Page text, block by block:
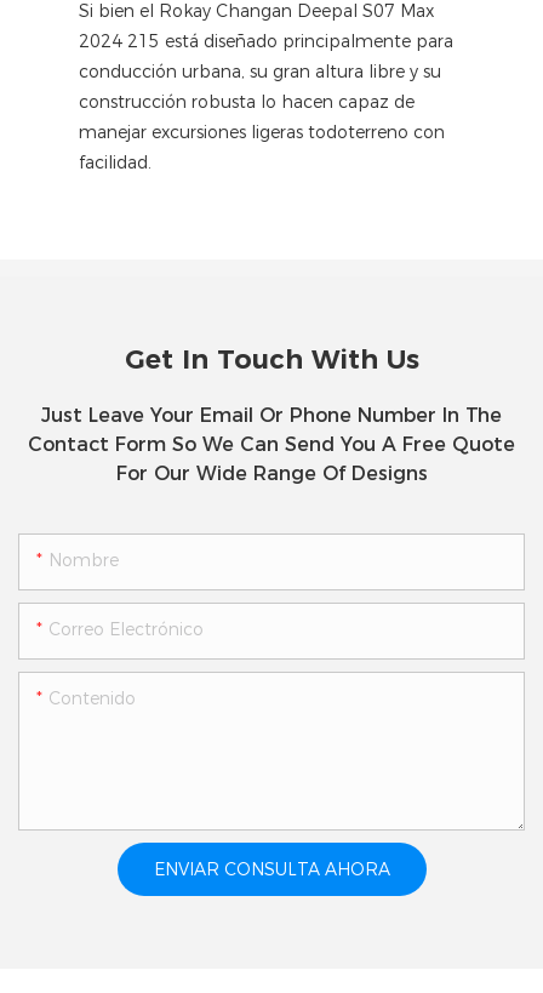
Si bien el Rokay Changan Deepal S07 Max
2024 215 está diseñado principalmente para
conducción urbana, su gran altura libre y su
construcción robusta lo hacen capaz de
manejar excursiones ligeras todoterreno con
facilidad.
Get In Touch With Us
Just Leave Your Email Or Phone Number In The
Contact Form So We Can Send You A Free Quote
For Our Wide Range Of Designs
Nombre
Correo Electrónico
Contenido
ENVIAR CONSULTA AHORA